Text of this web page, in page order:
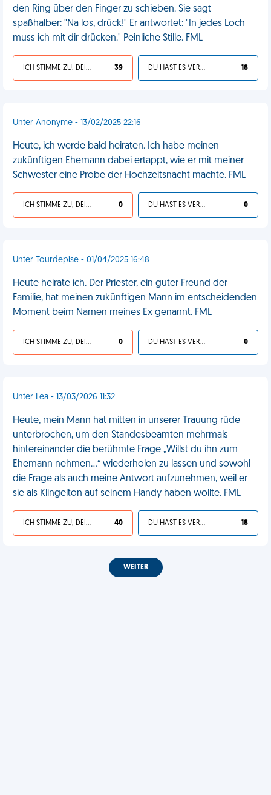
den Ring über den Finger zu schieben. Sie sagt
spaßhalber: "Na los, drück!" Er antwortet: "In jedes Loch
muss ich mit dir drücken." Peinliche Stille. FML
ICH STIMME ZU, DEIN LEBEN IST SCHEISSE 39 DU HAST ES VERDIENT 18
Unter Anonyme - 13/02/2025 22:16
Heute, ich werde bald heiraten. Ich habe meinen
zukünftigen Ehemann dabei ertappt, wie er mit meiner
Schwester eine Probe der Hochzeitsnacht machte. FML
ICH STIMME ZU, DEIN LEBEN IST SCHEISSE 0 DU HAST ES VERDIENT 0
Unter Tourdepise - 01/04/2025 16:48
Heute heirate ich. Der Priester, ein guter Freund der
Familie, hat meinen zukünftigen Mann im entscheidenden
Moment beim Namen meines Ex genannt. FML
ICH STIMME ZU, DEIN LEBEN IST SCHEISSE 0 DU HAST ES VERDIENT 0
Unter Lea - 13/03/2026 11:32
Heute, mein Mann hat mitten in unserer Trauung rüde
unterbrochen, um den Standesbeamten mehrmals
hintereinander die berühmte Frage „Willst du ihn zum
Ehemann nehmen...“ wiederholen zu lassen und sowohl
die Frage als auch meine Antwort aufzunehmen, weil er
sie als Klingelton auf seinem Handy haben wollte. FML
ICH STIMME ZU, DEIN LEBEN IST SCHEISSE 40 DU HAST ES VERDIENT 18
WEITER